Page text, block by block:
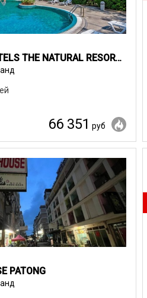
TUANA HOTELS THE NATURAL RESORT (EX. THE NATURAL RESORT)
66 351 руб
PATONG